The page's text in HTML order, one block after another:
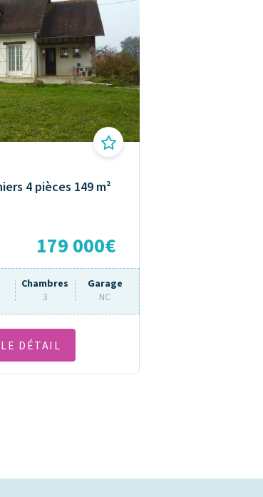
4 pièces 149 m²
179 000€
Chambres
3
Garage
NC
DÉTAIL